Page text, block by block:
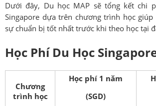
Dưới đây, Du học MAP sẽ tổng kết chi
Singapore dựa trên chương trình học
sự chuẩn bị tốt nhất trước khi theo học tại
Học Phí Du Học
Chương
trình học
Học phí 1 năm
(SGD)